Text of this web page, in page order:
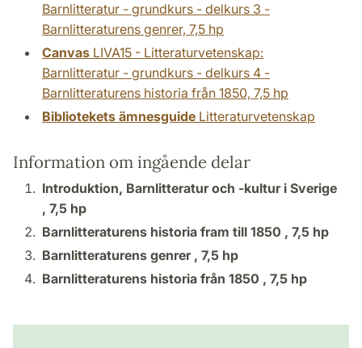
Barnlitteratur - grundkurs - delkurs 3 -
Barnlitteraturens genrer, 7,5 hp
Canvas LIVA15 - Litteraturvetenskap:
Barnlitteratur - grundkurs - delkurs 4 -
Barnlitteraturens historia från 1850, 7,5 hp
Bibliotekets ämnesguide Litteraturvetenskap
Information om ingående delar
Introduktion, Barnlitteratur och -kultur i Sverige
, 7,5 hp
Barnlitteraturens historia fram till 1850 , 7,5 hp
Barnlitteraturens genrer , 7,5 hp
Barnlitteraturens historia från 1850 , 7,5 hp